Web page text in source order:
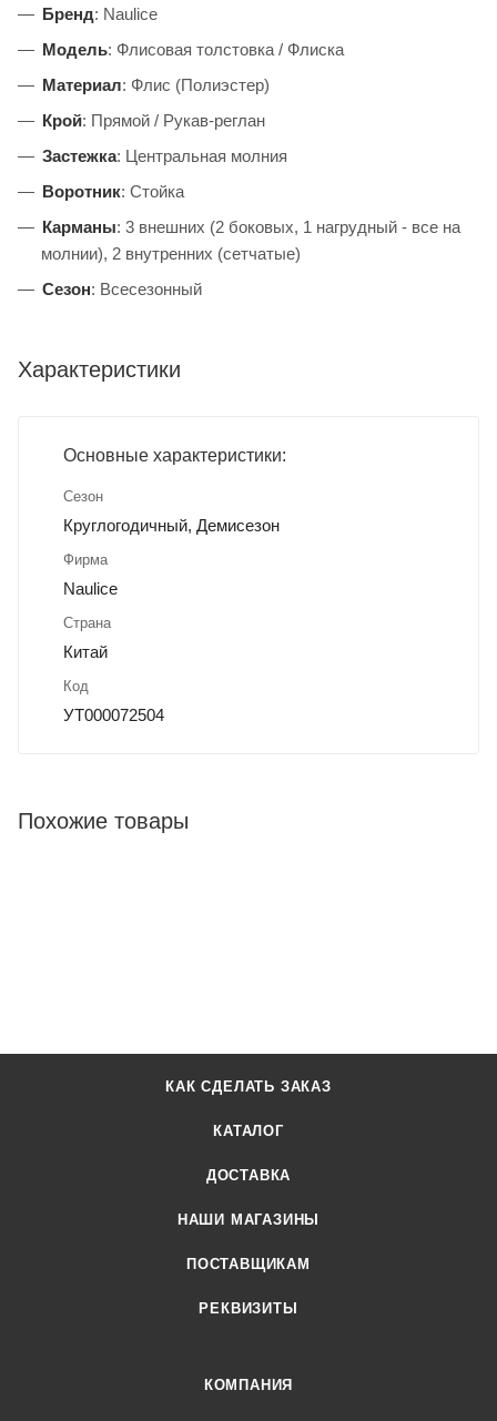
Бренд: Naulice
Модель: Флисовая толстовка / Флиска
Материал: Флис (Полиэстер)
Крой: Прямой / Рукав-реглан
Застежка: Центральная молния
Воротник: Стойка
Карманы: 3 внешних (2 боковых, 1 нагрудный - все на
молнии), 2 внутренних (сетчатые)
Сезон: Всесезонный
Характеристики
Основные характеристики:
Сезон
Круглогодичный, Демисезон
Фирма
Naulice
Страна
Китай
Код
УТ000072504
Похожие товары
КАК СДЕЛАТЬ ЗАКАЗ
КАТАЛОГ
ДОСТАВКА
НАШИ МАГАЗИНЫ
ПОСТАВЩИКАМ
РЕКВИЗИТЫ
КОМПАНИЯ